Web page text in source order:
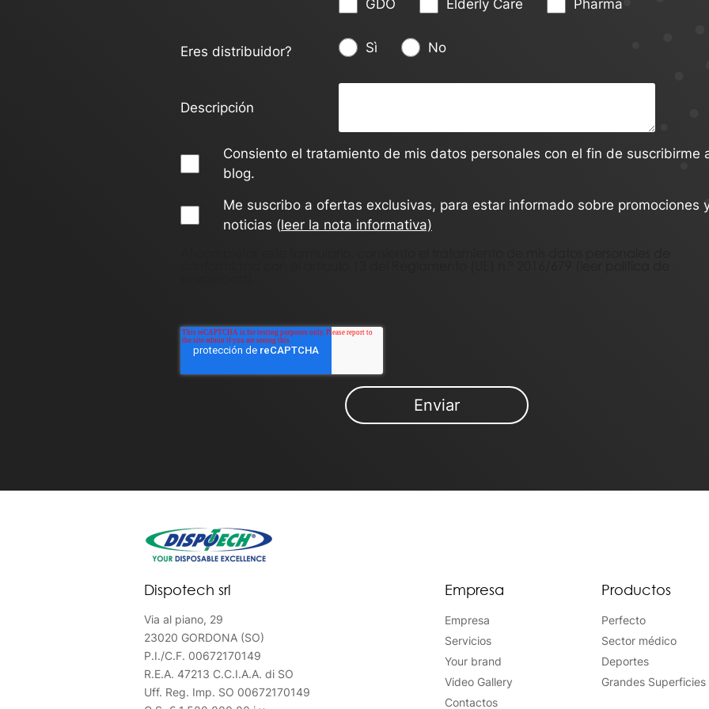
GDO Elderly Care Pharma
Eres distribuidor? Sì No
Descripción
Consiento el tratamiento de mis datos personales con el fin de suscribirme
blog.
Me suscribo a ofertas exclusivas, para estar informado sobre promociones
noticias (leer la nota informativa)
Dispotech srl
Via al piano, 29
23020 GORDONA (SO)
P.I./C.F. 00672170149
R.E.A. 47213 C.C.I.A.A. di SO
Uff. Reg. Imp. SO 00672170149
Empresa
Empresa
Servicios
Your brand
Video Gallery
Contactos
Productos
Perfecto
Sector médico
Deportes
Grandes Superficies